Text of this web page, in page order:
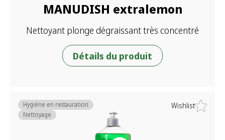
MANUDISH extralemon
Nettoyant plonge dégraissant très concentré
Détails du produit
Wishlist
Hygiène en restauration
Nettoyage